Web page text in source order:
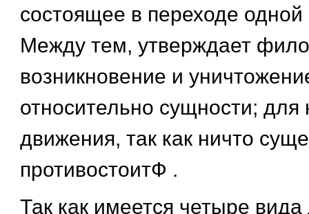
состоящее в переходе
Между тем, утверждает
возникновение и
относительно сущности; для
движения, так как ничто
противостоитФ .
Так как имеется четыре